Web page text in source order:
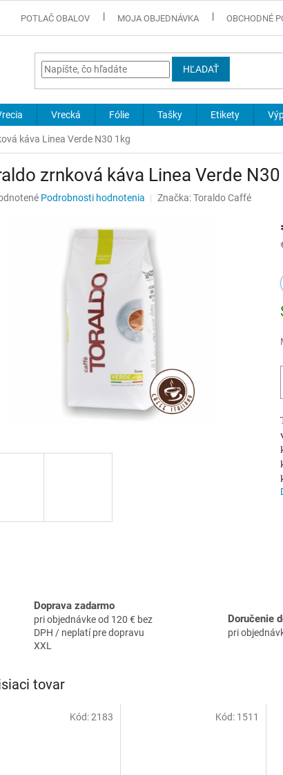
POTLAČ OBALOV MOJA OBJEDNÁVKA OBCHODNÉ
HĽADAŤ
Vrecká Fólie Tašky Etikety
káva Linea Verde N30 1kg
zrnková káva Linea Verde
Podrobnosti hodnotenia Značka:Toraldo Caffé
Doprava zadarmo
pri objednávke od 120 € bez
DPH / neplatí pre dopravu
XXL
Doručenie
pri
tovar
Kód:2183 Kód: 1511